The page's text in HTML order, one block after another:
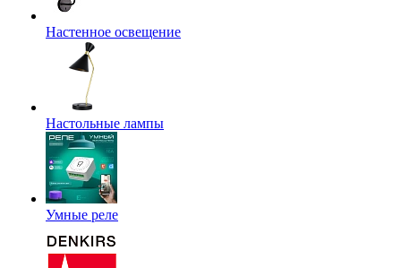
Настенное освещение
Настольные лампы
Умные реле